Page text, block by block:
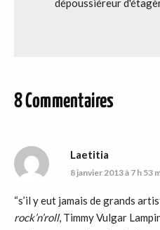
dépoussiéreur
8 Commentaires
Laetitia
8 janvier 2013 à 7 h 53
“s’il y eut jamais de grands
rock’n’roll, Timmy Vulgar